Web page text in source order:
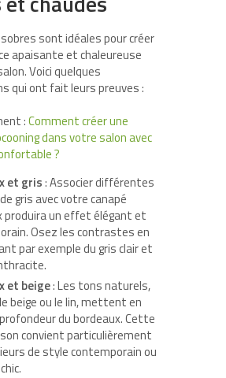
sont idéales pour créer
apaisante et chaleureuse
Voici quelques
qui ont fait leurs preuves :
:Comment créer une
dans votre salon avec
?
et gris: Associer différentes
gris avec votre canapé
produira un effet élégant et
Osez les contrastes en
par exemple du gris clair et
et beige: Les tons naturels,
beige ou le lin, mettent en
du bordeaux. Cette
convient particulièrement
de style contemporain ou